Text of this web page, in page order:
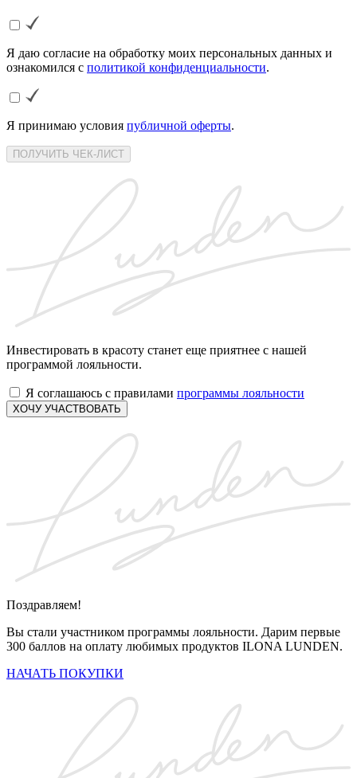
Я даю согласие на обработку моих персональных данных и
ознакомился с политикой конфиденциальности.
Я принимаю условия публичной оферты.
ПОЛУЧИТЬ ЧЕК-ЛИСТ
Инвестировать в красоту станет еще приятнее с нашей
программой лояльности.
Я соглашаюсь с правилами программы лояльности
ХОЧУ УЧАСТВОВАТЬ
Поздравляем!
Вы стали участником программы лояльности. Дарим первые
300 баллов на оплату любимых продуктов ILONA LUNDEN.
НАЧАТЬ ПОКУПКИ